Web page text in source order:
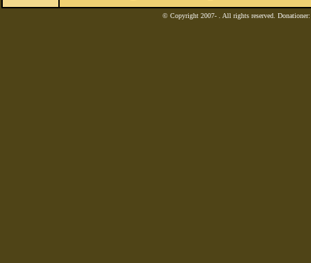
© Copyright 2007- . All rights reserved.